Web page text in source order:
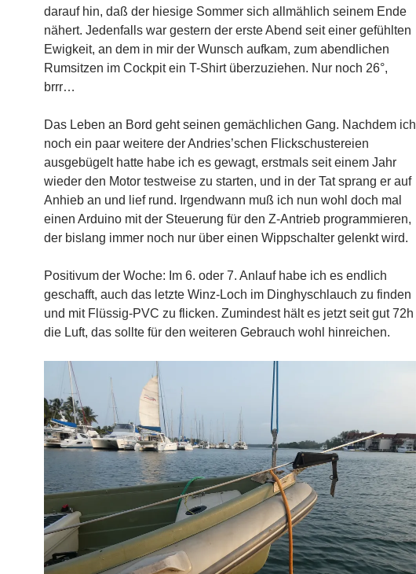
darauf hin, daß der hiesige Sommer sich allmählich seinem Ende
nähert. Jedenfalls war gestern der erste Abend seit einer gefühlten
Ewigkeit, an dem in mir der Wunsch aufkam, zum abendlichen
Rumsitzen im Cockpit ein T-Shirt überzuziehen. Nur noch 26°,
brrr…
Das Leben an Bord geht seinen gemächlichen Gang. Nachdem ich
noch ein paar weitere der Andries’schen Flickschustereien
ausgebügelt hatte habe ich es gewagt, erstmals seit einem Jahr
wieder den Motor testweise zu starten, und in der Tat sprang er auf
Anhieb an und lief rund. Irgendwann muß ich nun wohl doch mal
einen Arduino mit der Steuerung für den Z-Antrieb programmieren,
der bislang immer noch nur über einen Wippschalter gelenkt wird.
Positivum der Woche: Im 6. oder 7. Anlauf habe ich es endlich
geschafft, auch das letzte Winz-Loch im Dinghyschlauch zu finden
und mit Flüssig-PVC zu flicken. Zumindest hält es jetzt seit gut 72h
die Luft, das sollte für den weiteren Gebrauch wohl hinreichen.